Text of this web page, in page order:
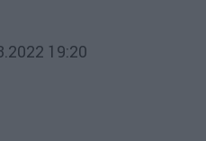
19:20